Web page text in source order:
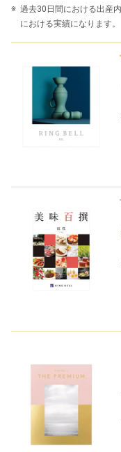
過去30日間における出産
における実績になります。